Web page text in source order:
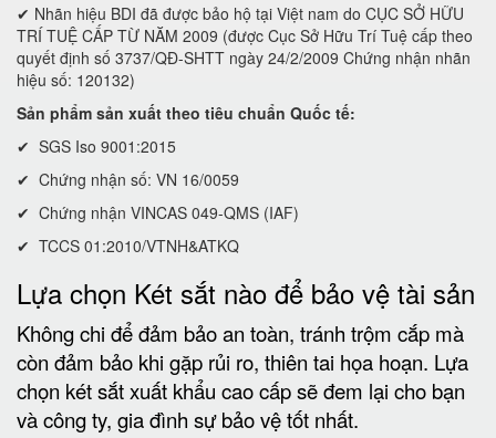
✔ Nhãn hiệu BDI đã được bảo hộ tại Việt nam do CỤC SỞ HỮU
TRÍ TUỆ CẤP TỪ NĂM 2009 (được Cục Sở Hữu Trí Tuệ cấp theo
quyết định số 3737/QĐ-SHTT ngày 24/2/2009 Chứng nhận nhãn
hiệu số: 120132)
Sản phẩm sản xuất theo tiêu chuẩn Quốc tế:
✔ SGS Iso 9001:2015
✔ Chứng nhận số: VN 16/0059
✔ Chứng nhận VINCAS 049-QMS (IAF)
✔ TCCS 01:2010/VTNH&ATKQ
Lựa chọn Két sắt nào để bảo vệ tài sản
Không chi để đảm bảo an toàn, tránh trộm cắp mà
còn đảm bảo khi gặp rủi ro, thiên tai họa hoạn. Lựa
chọn két sắt xuất khẩu cao cấp sẽ đem lại cho bạn
và công ty, gia đình sự bảo vệ tốt nhất.